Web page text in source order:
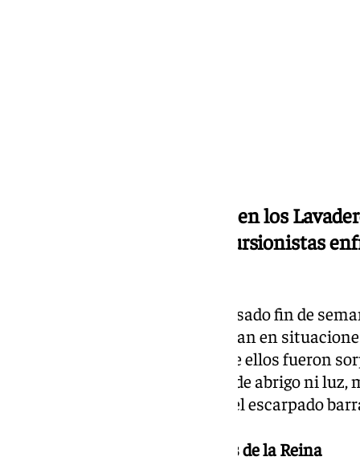
Los rescates tuvieron lugar en los
de San Juan, donde los excursionistas
rescató este pasado fin de
que se encontraban en
condiciones del entorno. Tres de ellos fueron
, sin ropa de abrigo ni
montañero quedó atrapado en el escarpado
Primer rescate en los Lavaderos de la Reina